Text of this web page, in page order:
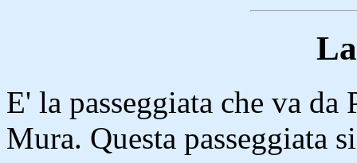
E' la passeggiata che va
Mura. Questa passeggiata